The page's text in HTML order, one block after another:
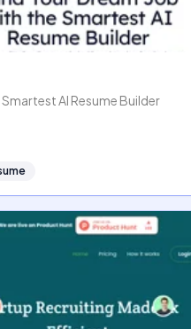
AI Resume Builder